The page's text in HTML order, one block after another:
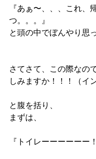
『あぁ〜、、、これ、
つ。。。』
と頭の中でぼんやり思
さてさて、この際なの
しみますか！！！（イ
と腹を括り、
まずは、
『トイレーーーーーー